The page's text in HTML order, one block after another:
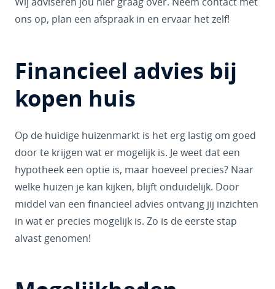
ons op, plan een afspraak in en ervaar het zelf!
Financieel advies bij
kopen huis
Op de huidige huizenmarkt is het erg lastig om goed
door te krijgen wat er mogelijk is. Je weet dat een
hypotheek een optie is, maar hoeveel precies? Naar
welke huizen je kan kijken, blijft onduidelijk. Door
middel van een financieel advies ontvang jij inzichten
in wat er precies mogelijk is. Zo is de eerste stap
alvast genomen!